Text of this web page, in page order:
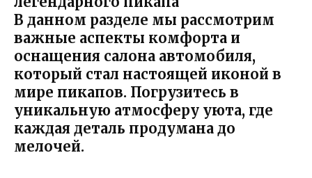
В данном разделе мы рассмотрим
важные аспекты комфорта и
оснащения салона автомобиля,
который стал настоящей иконой в
мире пикапов. Погрузитесь в
уникальную атмосферу уюта, где
каждая деталь продумана до
мелочей.